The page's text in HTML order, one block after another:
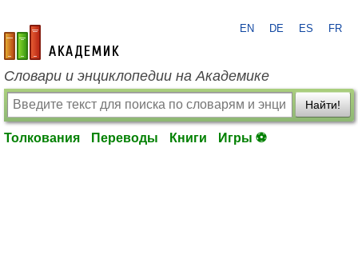
academic.ru
EN DE ES FR
Словари и энциклопедии на Академике
Найти!
Толкования Переводы Книги Игры ⚽